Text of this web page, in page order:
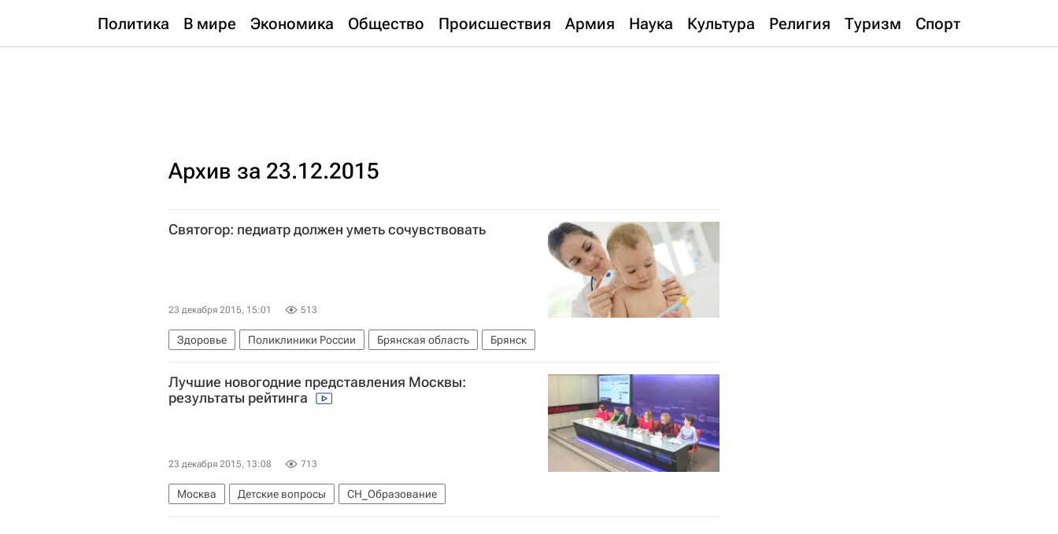
Политика В мире Экономика Общество Происшествия Армия Наука Культура Религия Туризм Спорт
Архив за 23.12.2015
Святогор: педиатр должен уметь сочувствовать
23 декабря 2015, 15:01 513
Здоровье Поликлиники России Брянская область Брянск
Лучшие новогодние представления Москвы:
результаты рейтинга
23 декабря 2015, 13:08 713
Москва Детские вопросы СН_Образование